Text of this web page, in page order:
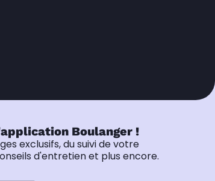
Boulanger !
exclusifs, du suivi de votre
d'entretien et plus encore.